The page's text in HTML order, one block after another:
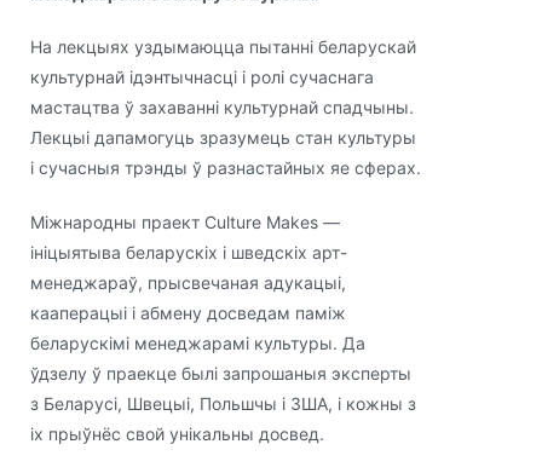
На лекцыях уздымаюцца пытанні беларускай
культурнай ідэнтычнасці і ролі сучаснага
мастацтва ў захаванні культурнай спадчыны.
Лекцыі дапамогуць зразумець стан культуры
і сучасныя трэнды ў разнастайных яе сферах.
Міжнародны праект Culture Makes —
ініцыятыва беларускіх і шведскіх арт-
менеджараў, прысвечаная адукацыі,
кааперацыі і абмену досведам паміж
беларускімі менеджарамі культуры. Да
ўдзелу ў праекце былі запрошаныя эксперты
з Беларусі, Швецыі, Польшчы і ЗША, і кожны з
іх прыўнёс свой унікальны досвед.